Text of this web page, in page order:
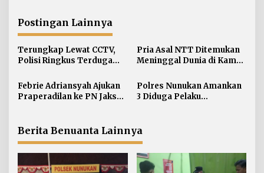
a
s
i
p
o
s
Postingan Lainnya
Terungkap Lewat CCTV,
Polisi Ringkus Terduga
Nunukan
Pria Asal NTT Ditemukan
Meninggal Dunia di Kamar
Febrie Adriansyah Ajukan
Praperadilan ke PN Jaksel
Polres Nunukan Amankan
3 Diduga Pelaku
Berita Benuanta Lainnya